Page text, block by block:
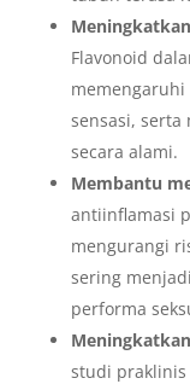
Flavonoid
memengaruhi
sensasi, serta
secara alami.
Membantu
antiinflamasi
mengurangi
sering
performa
studi praklinis